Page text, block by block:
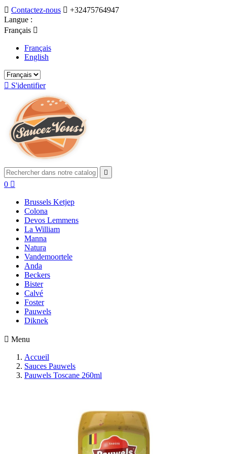
 Contactez-nous  +32475764947
Langue :
Français 
Français
English
 S'identifier

0 
Brussels Ketjep
Colona
Devos Lemmens
La William
Manna
Natura
Vandemoortele
Anda
Beckers
Bister
Calvé
Foster
Pauwels
Diknek
 Menu
Accueil
Sauces Pauwels
Pauwels Toscane 260ml